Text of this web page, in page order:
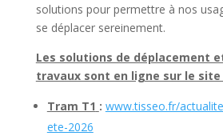
solutions pour permettre à nos
se déplacer sereinement.
Les solutions de déplacement
travaux sont en ligne sur le site
Tram T1 : www.tisseo.fr/
ete-2026